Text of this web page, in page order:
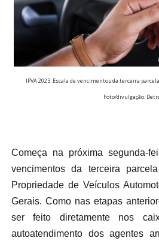
IPVA 2023: Escala de vencimentos da terceira
Foto/divulgação:
Começa na próxima segunda-
vencimentos da terceira
Propriedade de Veículos
Gerais. Como nas etapas
ser feito diretamente nos
autoatendimento dos agentes